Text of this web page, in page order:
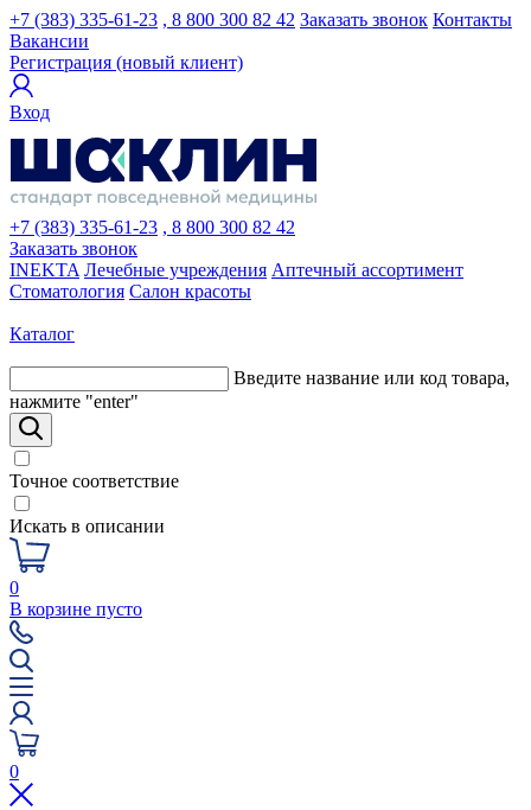
+7 (383) 335-61-23 , 8 800 300 82 42 Заказать звонок Контакты
Вакансии
Регистрация (новый клиент)
Вход
+7 (383) 335-61-23 , 8 800 300 82 42
Заказать звонок
INEKTA Лечебные учреждения Аптечный ассортимент
Стоматология Салон красоты
Каталог
Введите название или код товара,
нажмите "enter"
Точное соответствие
Искать в описании
0
В корзине пусто
0